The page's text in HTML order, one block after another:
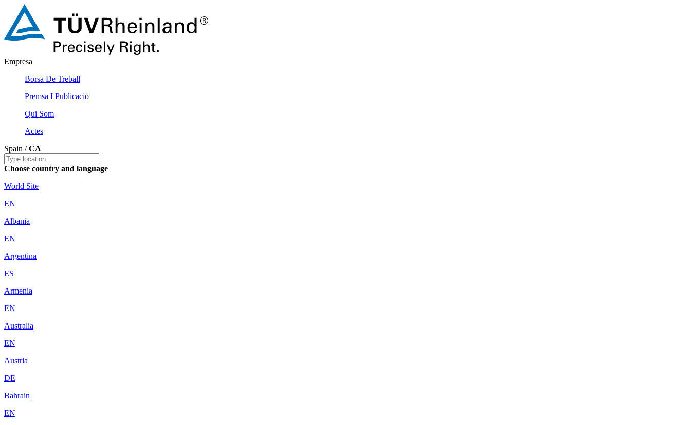
Empresa
Borsa De Treball
Premsa I Publicació
Qui Som
Actes
Spain /CA
Choose country and language
World Site
EN
Albania
EN
Argentina
ES
Armenia
EN
Australia
EN
Austria
DE
Bahrain
EN